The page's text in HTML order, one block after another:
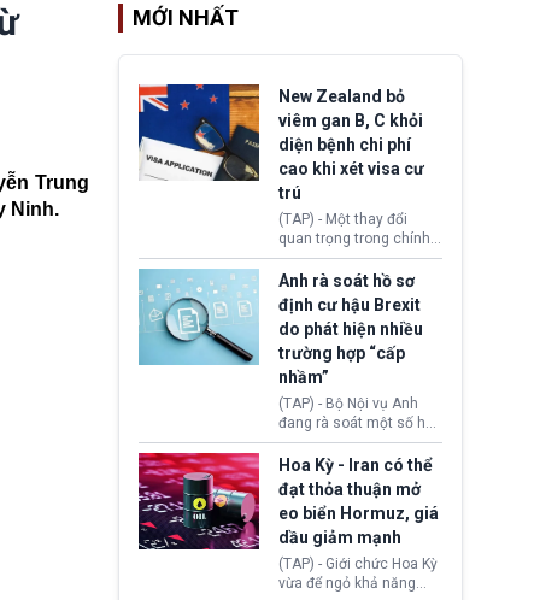
Trung
Ninh.
MỚI NHẤT
New Zealand bỏ
viêm gan B, C khỏi
diện bệnh chi phí
cao khi xét visa cư
trú
(TAP) - Một thay đổi
quan trọng trong chính
sách nhập cư của New
Zealand đang mở ra
thêm cơ hội cho nhiều
người muốn định cư. Từ
nay, người mắc viêm
gan B hoặc viêm gan C
sẽ không còn bị mặc
định không đáp ứng tiêu
chuẩn sức khỏe chỉ vì
chi phí điều trị khi nộp hồ
Anh rà soát hồ sơ
định cư hậu Brexit
do phát hiện nhiều
trường hợp “cấp
nhầm”
(TAP) - Bộ Nội vụ Anh
đang rà soát một số hồ
sơ thuộc Chương trình
Định cư EU (EU
Settlement Scheme -
EUSS) sau khi xác định
có trường hợp được cấp
quy chế cư trú hậu
Brexit “do nhầm lẫn”.
Động thái này làm dấy
lên lo ngại về việc thực
Hoa Kỳ - Iran có thể
đạt thỏa thuận mở
eo biển Hormuz, giá
dầu giảm mạnh
(TAP) - Giới chức Hoa Kỳ
vừa để ngỏ khả năng